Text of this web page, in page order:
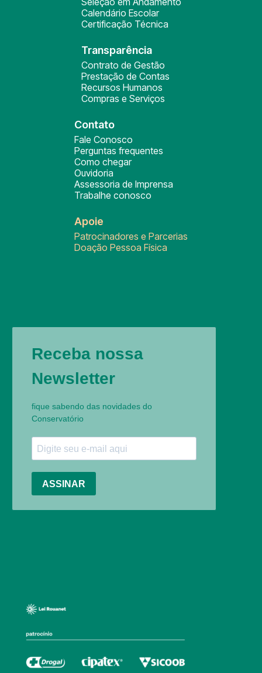
Calendário Escolar
Certificação Técnica
Transparência
Contrato de Gestão
Prestação de Contas
Recursos Humanos
Compras e Serviços
Contato
Fale Conosco
Perguntas frequentes
Como chegar
Ouvidoria
Assessoria de Imprensa
Trabalhe conosco
Apoie
Patrocinadores e Parcerias
Doação Pessoa Física